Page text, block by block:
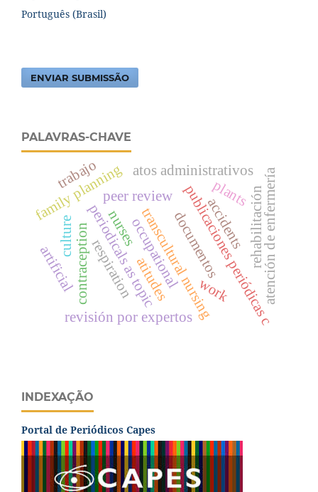
Português (Brasil)
ENVIAR SUBMISSÃO
PALAVRAS-CHAVE
documentos
periodicals as topic
revisión por expertospublicaciones periódicas c
transcultural nursing atención de enfermería
family planning
contraception
atos administrativos
peer review
nurses accidents
occupational
respiration
rehabilitación
atitudes
culture
plants
artificial work
trabajo
INDEXAÇÃO
Portal de Periódicos Capes